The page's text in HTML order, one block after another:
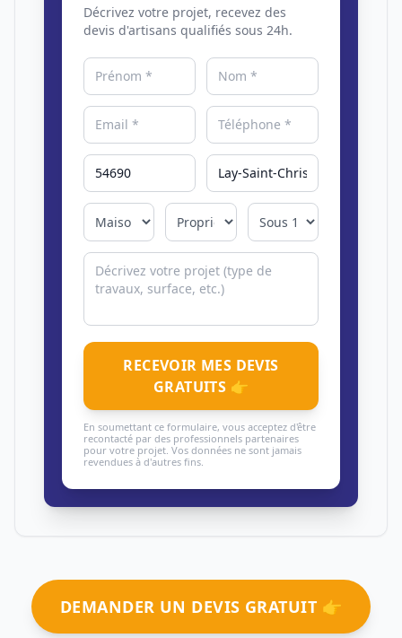
Décrivez votre projet, recevez des
devis d'artisans qualifiés sous 24h.
RECEVOIR MES DEVIS
GRATUITS 👉
En soumettant ce formulaire, vous acceptez d'être
recontacté par des professionnels partenaires
pour votre projet. Vos données ne sont jamais
revendues à d'autres fins.
DEMANDER UN DEVIS GRATUIT 👉